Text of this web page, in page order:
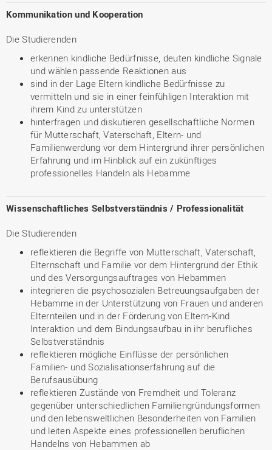
Kommunikation und Kooperation
Die Studierenden
erkennen kindliche Bedürfnisse, deuten kindliche Signale
und wählen passende Reaktionen aus
sind in der Lage Eltern kindliche Bedürfnisse zu
vermitteln und sie in einer feinfühligen Interaktion mit
ihrem Kind zu unterstützen
hinterfragen und diskutieren gesellschaftliche Normen
für Mutterschaft, Vaterschaft, Eltern- und
Familienwerdung vor dem Hintergrund ihrer persönlichen
Erfahrung und im Hinblick auf ein zukünftiges
professionelles Handeln als Hebamme
Wissenschaftliches Selbstverständnis / Professionalität
Die Studierenden
reflektieren die Begriffe von Mutterschaft, Vaterschaft,
Elternschaft und Familie vor dem Hintergrund der Ethik
und des Versorgungsauftrages von Hebammen
integrieren die psychosozialen Betreuungsaufgaben der
Hebamme in der Unterstützung von Frauen und anderen
Elternteilen und in der Förderung von Eltern-Kind
Interaktion und dem Bindungsaufbau in ihr berufliches
Selbstverständnis
reflektieren mögliche Einflüsse der persönlichen
Familien- und Sozialisationserfahrung auf die
Berufsausübung
reflektieren Zustände von Fremdheit und Toleranz
gegenüber unterschiedlichen Familiengründungsformen
und den lebensweltlichen Besonderheiten von Familien
und leiten Aspekte eines professionellen beruflichen
Handelns von Hebammen ab